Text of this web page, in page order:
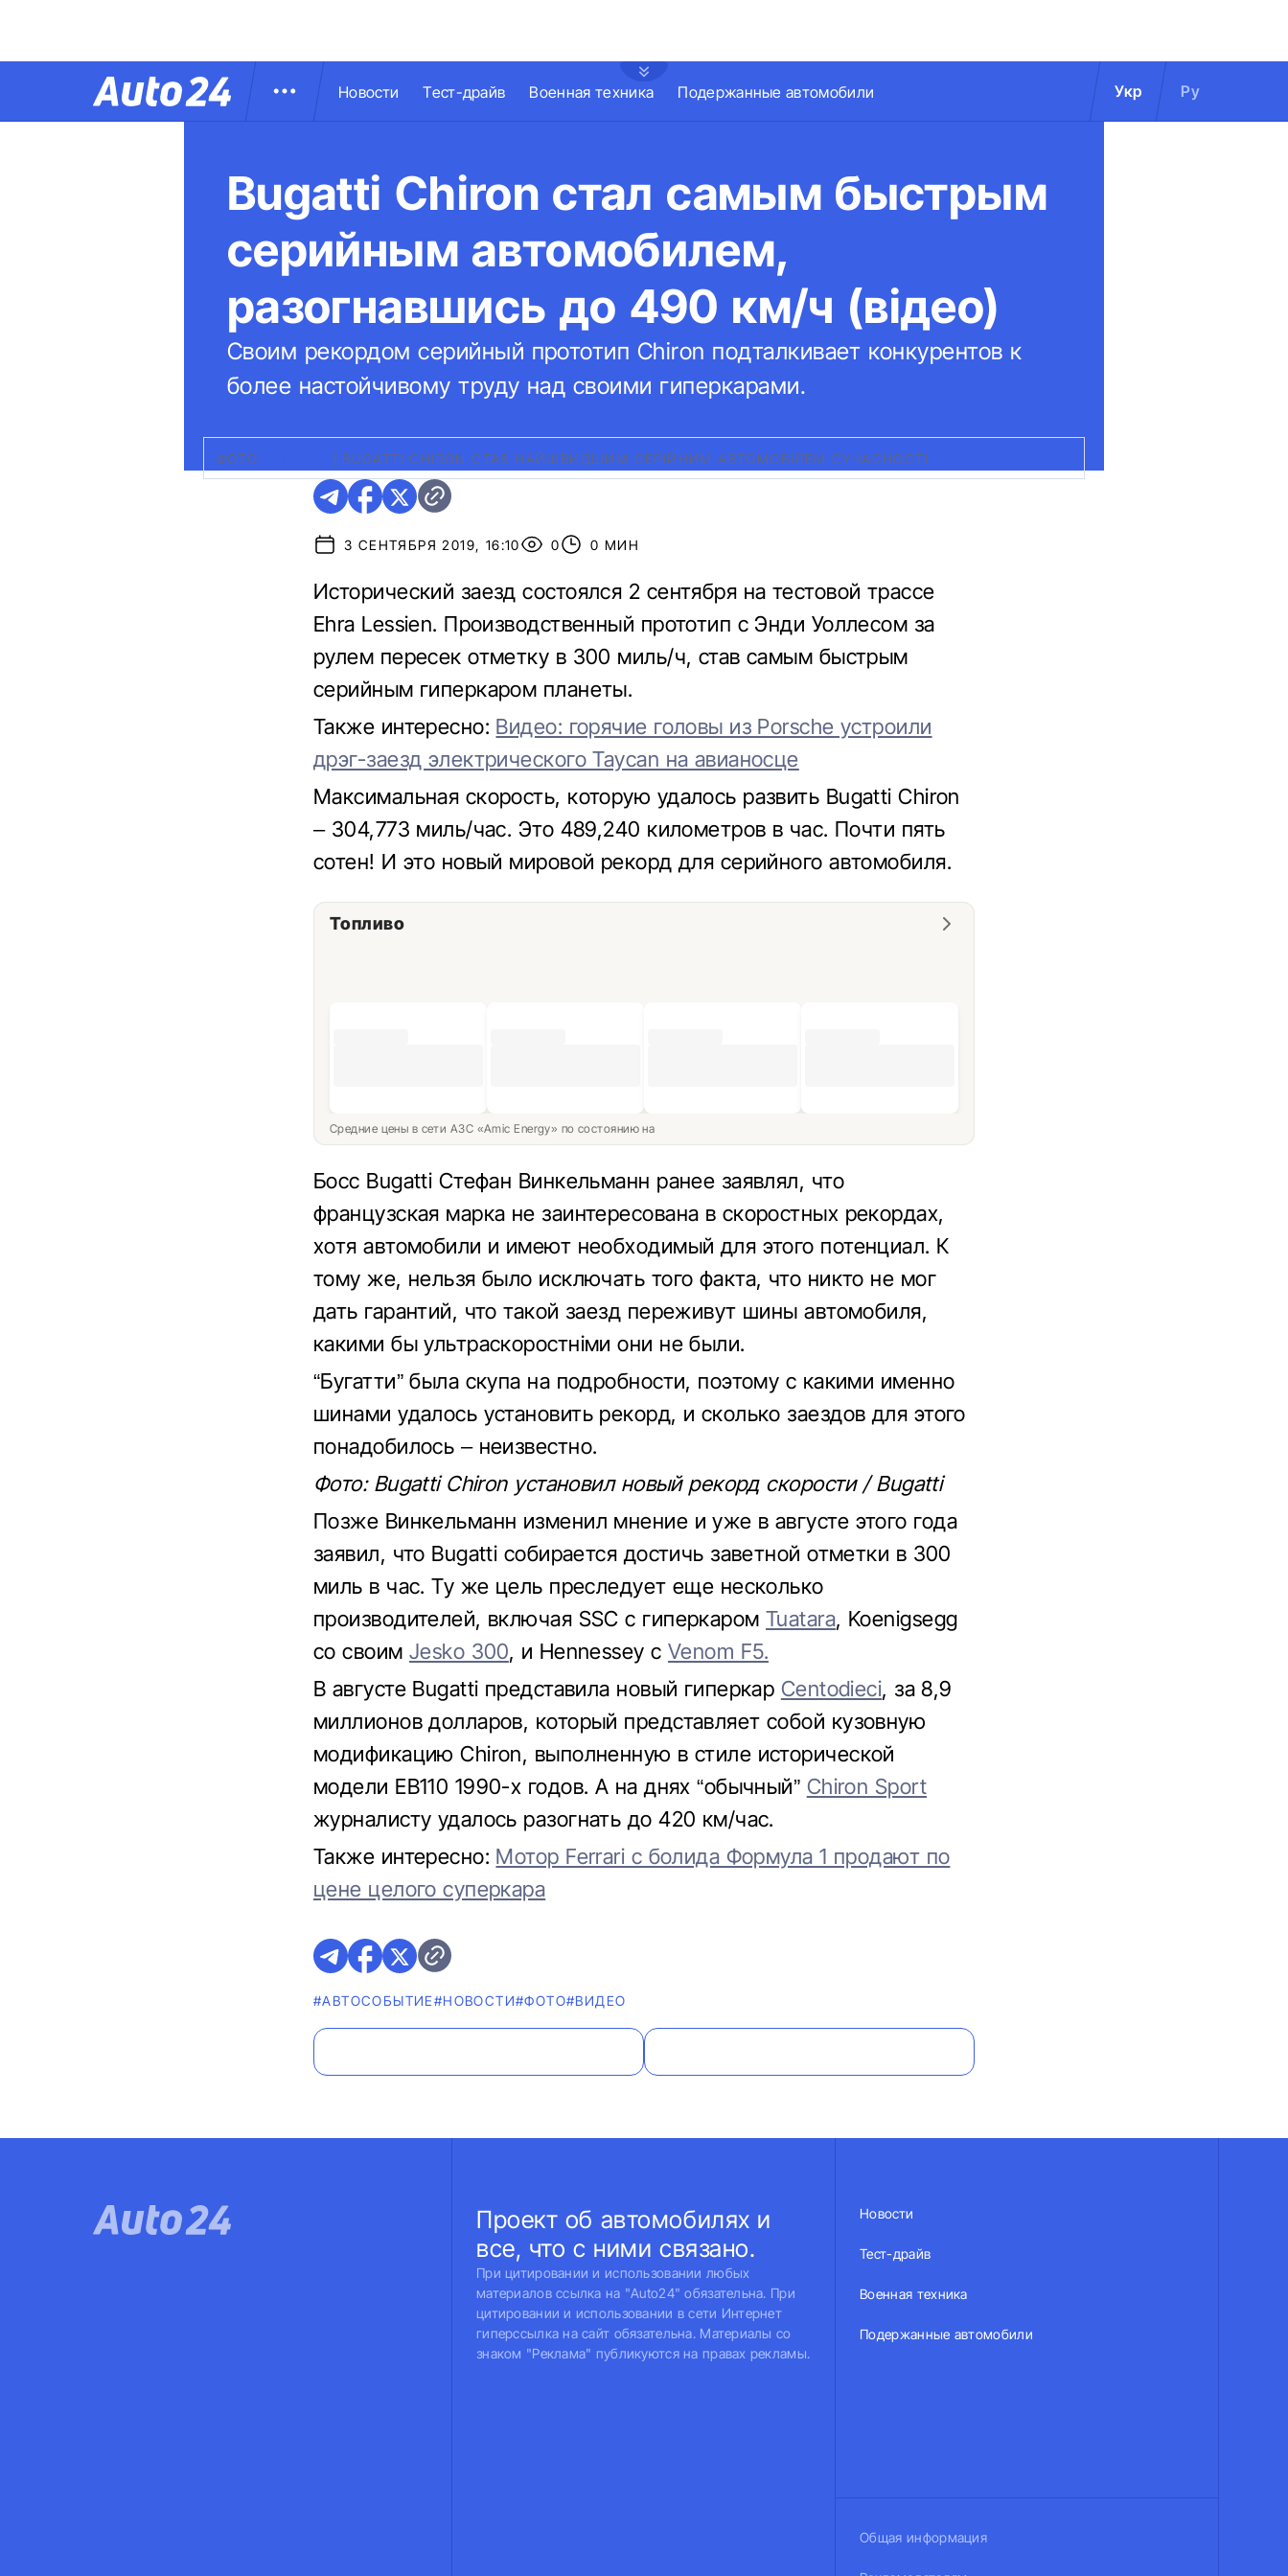
Новости Тест-драйв Военная техника Подержанные автомобили Укр Ру
Bugatti Chiron стал самым быстрым
серийным автомобилем,
разогнавшись до 490 км/ч (відео)
Своим рекордом серийный прототип Chiron подталкивает конкурентов к
более настойчивому труду над своими гиперкарами.
ФОТО: BUGATTI CHIRON СТАВ НАЙШВИДШИМ СЕРІЙНИМ АВТОМОБІЛЕМ СУЧАСНОСТІ
3 СЕНТЯБРЯ 2019, 16:10 0 0 МИН
Исторический заезд состоялся 2 сентября на тестовой трассе
Ehra Lessien. Производственный прототип с Энди Уоллесом за
рулем пересек отметку в 300 миль/ч, став самым быстрым
серийным гиперкаром планеты.
Также интересно: Видео: горячие головы из Porsche устроили
дрэг-заезд электрического Taycan на авианосце
Максимальная скорость, которую удалось развить Bugatti Chiron
– 304,773 миль/час. Это 489,240 километров в час. Почти пять
сотен! И это новый мировой рекорд для серийного автомобиля.
Топливо
Средние цены в сети АЗС «Amic Energy» по состоянию на
Босс Bugatti Стефан Винкельманн ранее заявлял, что
французская марка не заинтересована в скоростных рекордах,
хотя автомобили и имеют необходимый для этого потенциал. К
тому же, нельзя было исключать того факта, что никто не мог
дать гарантий, что такой заезд переживут шины автомобиля,
какими бы ультраскоростніми они не были.
“Бугатти” была скупа на подробности, поэтому с какими именно
шинами удалось установить рекорд, и сколько заездов для этого
понадобилось – неизвестно.
Фото: Bugatti Chiron установил новый рекорд скорости / Bugatti
Позже Винкельманн изменил мнение и уже в августе этого года
заявил, что Bugatti собирается достичь заветной отметки в 300
миль в час. Ту же цель преследует еще несколько
производителей, включая SSC с гиперкаромTuatara, Koenigsegg
со своим Jesko 300, и Hennessey с Venom F5.
В августе Bugatti представила новый гиперкар Centodieci, за 8,9
миллионов долларов, который представляет собой кузовную
модификацию Chiron, выполненную в стиле исторической
модели EB110 1990-х годов. А на днях “обычный” Chiron Sport
журналисту удалось разогнать до 420 км/час.
Также интересно: Мотор Ferrari с болида Формула 1 продают по
цене целого суперкара
#АВТОСОБЫТИЕ#НОВОСТИ#ФОТО#ВИДЕО
Проект об автомобилях и
все, что с ними связано.
При цитировании и использовании любых
материалов ссылка на "Auto24" обязательна. При
цитировании и использовании в сети Интернет
гиперссылка на сайт обязательна. Материалы со
знаком "Реклама" публикуются на правах рекламы.
Новости
Тест-драйв
Военная техника
Подержанные автомобили
Общая информация